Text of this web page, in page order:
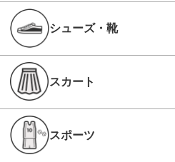
シューズ・靴
スカート
スポーツ